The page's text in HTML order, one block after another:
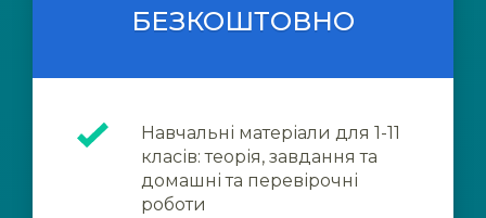
БЕЗКОШТОВНО
Навчальні матеріали для 1-11
класів: теорія, завдання та
домашні та перевірочні
роботи